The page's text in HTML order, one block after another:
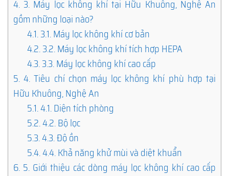
4. 3. Máy lọc không khí tại Hữu Khuông, Nghệ An
gồm những loại nào?
4.1.3.1. Máy lọc không khí cơ bản
4.2.3.2. Máy lọc không khí tích hợp HEPA
4.3.3.3. Máy lọc không khí cao cấp
5. 4. Tiêu chí chọn máy lọc không khí phù hợp tại
Hữu Khuông, Nghệ An
5.1.4.1. Diện tích phòng
5.2.4.2. Bộ lọc
5.3.4.3. Độ ồn
5.4.4.4. Khả năng khử mùi và diệt khuẩn
6. 5. Giới thiệu các dòng máy lọc không khí cao cấp